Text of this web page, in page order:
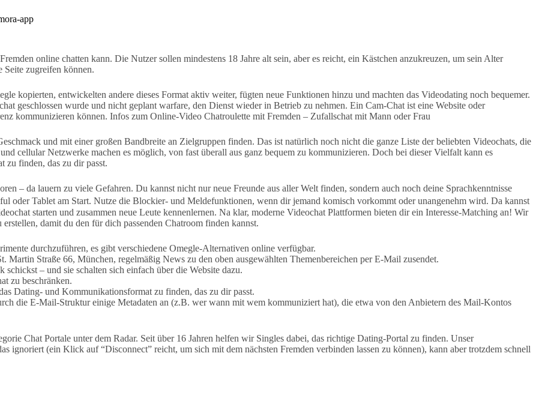
app
online chatten kann. Die Nutzer sollen mindestens 18 Jahre alt sein, aber es reicht, ein Kästchen anzukreuzen, um sein Alter
Seite zugreifen können.
kopierten, entwickelten andere dieses Format aktiv weiter, fügten neue Funktionen hinzu und machten das Videodating noch bequemer.
geschlossen wurde und nicht geplant warfare, den Dienst wieder in Betrieb zu nehmen. Ein Cam-Chat ist eine Website oder
kommunizieren können. Infos zum Online-Video Chatroulette mit Fremden – Zufallschat mit Mann oder Frau
und mit einer großen Bandbreite an Zielgruppen finden. Das ist natürlich noch nicht die ganze Liste der beliebten Videochats, die
cellular Netzwerke machen es möglich, von fast überall aus ganz bequem zu kommunizieren. Doch bei dieser Vielfalt kann es
zu finden, das zu dir passt.
– da lauern zu viele Gefahren. Du kannst nicht nur neue Freunde aus aller Welt finden, sondern auch noch deine Sprachkenntnisse
Tablet am Start. Nutze die Blockier- und Meldefunktionen, wenn dir jemand komisch vorkommt oder unangenehm wird. Da kannst
starten und zusammen neue Leute kennenlernen. Na klar, moderne Videochat Plattformen bieten dir ein Interesse-Matching an! Wir
damit du den für dich passenden Chatroom finden kannst.
durchzuführen, es gibt verschiedene Omegle-Alternativen online verfügbar.
Straße 66, München, regelmäßig News zu den oben ausgewählten Themenbereichen per E-Mail zusendet.
– und sie schalten sich einfach über die Website dazu.
zu beschränken.
Dating- und Kommunikationsformat zu finden, das zu dir passt.
die E-Mail-Struktur einige Metadaten an (z.B. wer wann mit wem kommuniziert hat), die etwa von den Anbietern des Mail-Kontos
Chat Portale unter dem Radar. Seit über 16 Jahren helfen wir Singles dabei, das richtige Dating-Portal zu finden. Unser
(ein Klick auf “Disconnect” reicht, um sich mit dem nächsten Fremden verbinden lassen zu können), kann aber trotzdem schnell